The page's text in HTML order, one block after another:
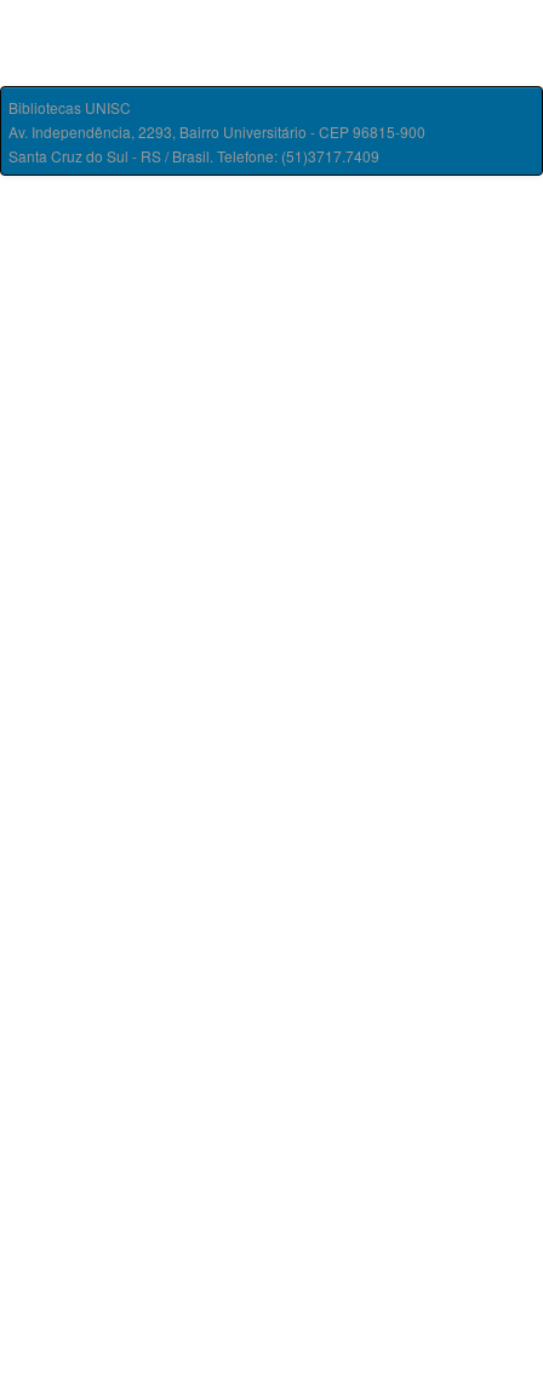
Bibliotecas UNISC
Av. Independência, 2293, Bairro Universitário - CEP 96815-900
Santa Cruz do Sul - RS / Brasil. Telefone: (51)3717.7409